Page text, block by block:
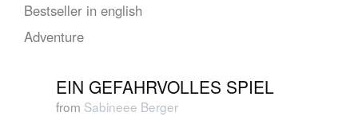
Bestseller in english
Adventure
EIN GEFAHRVOLLES SPIEL
from Sabineee Berger